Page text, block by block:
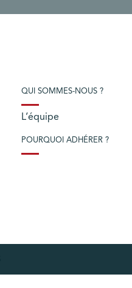
QUI SOMMES-NOUS ?
L’équipe
POURQUOI ADHÉRER ?